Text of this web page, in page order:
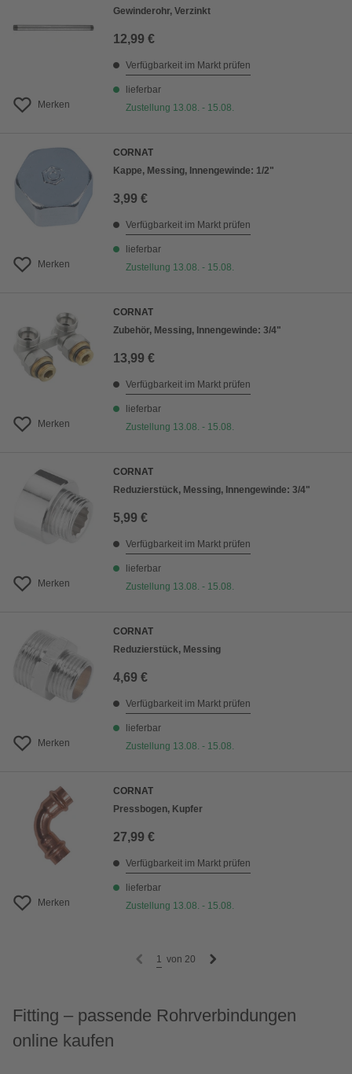
Merken
Gewinderohr, Verzinkt
12,99 €
Verfügbarkeit im Markt prüfen
lieferbar
Zustellung 13.08. - 15.08.
Merken
CORNAT
Kappe, Messing, Innengewinde: 1/2"
3,99 €
Verfügbarkeit im Markt prüfen
lieferbar
Zustellung 13.08. - 15.08.
Merken
CORNAT
Zubehör, Messing, Innengewinde: 3/4"
13,99 €
Verfügbarkeit im Markt prüfen
lieferbar
Zustellung 13.08. - 15.08.
Merken
CORNAT
Reduzierstück, Messing, Innengewinde: 3/4"
5,99 €
Verfügbarkeit im Markt prüfen
lieferbar
Zustellung 13.08. - 15.08.
Merken
CORNAT
Reduzierstück, Messing
4,69 €
Verfügbarkeit im Markt prüfen
lieferbar
Zustellung 13.08. - 15.08.
Merken
CORNAT
Pressbogen, Kupfer
27,99 €
Verfügbarkeit im Markt prüfen
lieferbar
Zustellung 13.08. - 15.08.
1 von 20
Fitting – passende Rohrverbindungen
online kaufen